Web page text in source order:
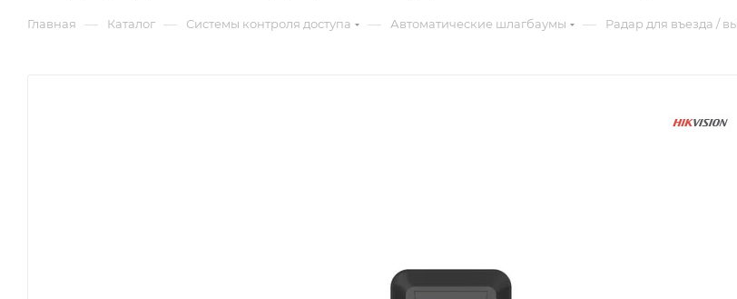
Главная — Каталог — Системы контроля доступа — Автоматические шлагбаумы — Радар для въезда /